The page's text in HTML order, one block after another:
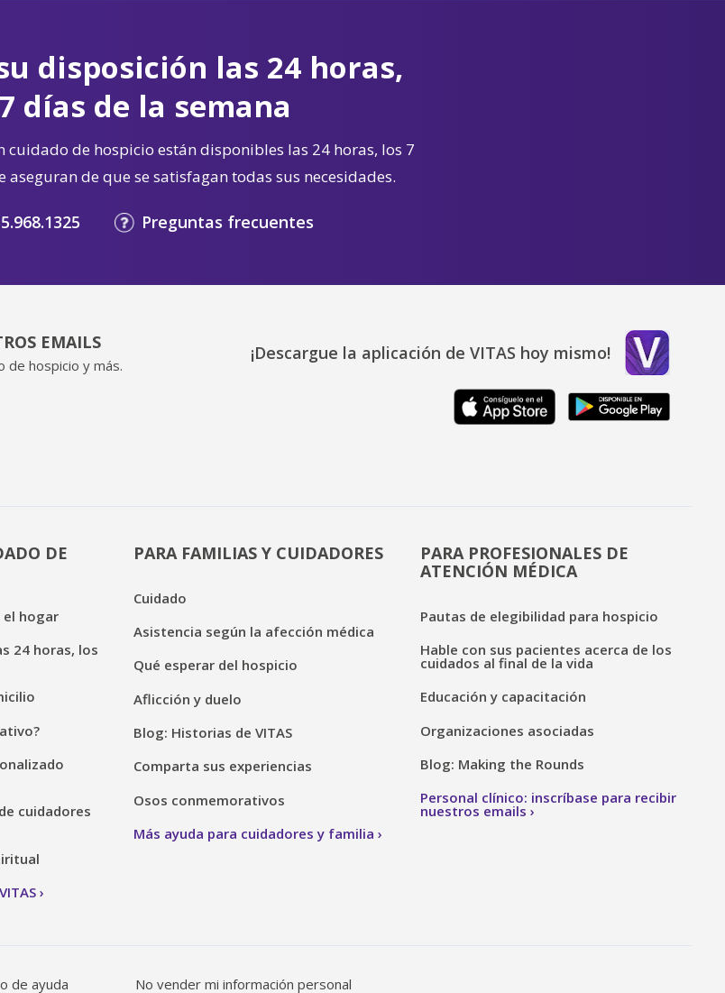
disposición las 24 horas,
días de la semana
cuidado de hospicio están disponibles las 24 horas, los 7
aseguran de que se satisfagan todas sus necesidades.
Preguntas frecuentes
EMAILS
de hospicio y más.
¡Descargue la aplicación de VITAS hoy mismo!
DE
el hogar
24 horas, los
cuidadores
PARA FAMILIAS Y CUIDADORES
Cuidado
Asistencia según la afección médica
Qué esperar del hospicio
Aflicción y duelo
Blog: Historias de VITAS
Comparta sus experiencias
Osos conmemorativos
Más ayuda para cuidadores y familia
PARA PROFESIONALES DE
ATENCIÓN MÉDICA
Pautas de elegibilidad para hospicio
Hable con sus pacientes acerca de los
cuidados al final de la vida
Educación y capacitación
Organizaciones asociadas
Blog: Making the Rounds
Personal clínico: inscríbase para recibir
nuestros emails
de ayuda No vender mi información personal